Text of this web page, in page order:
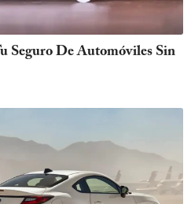
Seguro De Automóviles Sin